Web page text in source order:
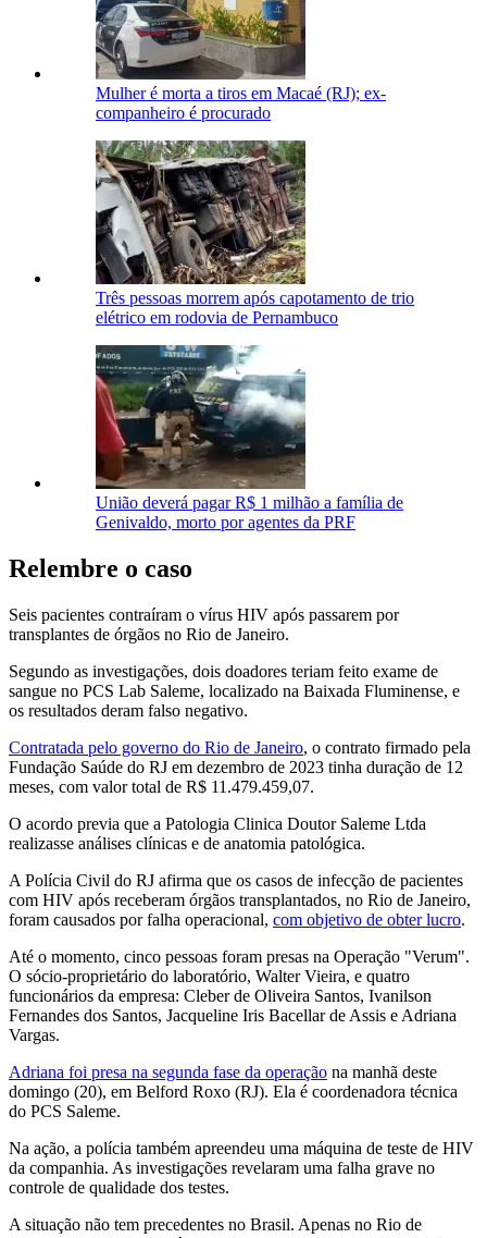
Mulher é morta a tiros em Macaé (RJ); ex-
companheiro é procurado
Três pessoas morrem após capotamento de trio
elétrico em rodovia de Pernambuco
União deverá pagar R$ 1 milhão a família de
Genivaldo, morto por agentes da PRF
Relembre o caso
Seis pacientes contraíram o vírus HIV após passarem por
transplantes de órgãos no Rio de Janeiro.
Segundo as investigações, dois doadores teriam feito exame de
sangue no PCS Lab Saleme, localizado na Baixada Fluminense, e
os resultados deram falso negativo.
Contratada pelo governo do Rio de Janeiro, o contrato firmado pela
Fundação Saúde do RJ em dezembro de 2023 tinha duração de 12
meses, com valor total de R$ 11.479.459,07.
O acordo previa que a Patologia Clinica Doutor Saleme Ltda
realizasse análises clínicas e de anatomia patológica.
A Polícia Civil do RJ afirma que os casos de infecção de pacientes
com HIV após receberam órgãos transplantados, no Rio de Janeiro,
foram causados por falha operacional, com objetivo de obter lucro.
Até o momento, cinco pessoas foram presas na Operação "Verum".
O sócio-proprietário do laboratório, Walter Vieira, e quatro
funcionários da empresa: Cleber de Oliveira Santos, Ivanilson
Fernandes dos Santos, Jacqueline Iris Bacellar de Assis e Adriana
Vargas.
Adriana foi presa na segunda fase da operação na manhã deste
domingo (20), em Belford Roxo (RJ). Ela é coordenadora técnica
do PCS Saleme.
Na ação, a polícia também apreendeu uma máquina de teste de HIV
da companhia. As investigações revelaram uma falha grave no
controle de qualidade dos testes.
A situação não tem precedentes no Brasil. Apenas no Rio de